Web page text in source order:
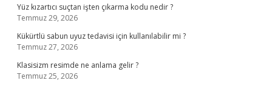
Yüz kızartıcı suçtan işten çıkarma kodu nedir ?
Temmuz 29, 2026
Kükürtlü sabun uyuz tedavisi için kullanılabilir mi ?
Temmuz 27, 2026
Klasisizm resimde ne anlama gelir ?
Temmuz 25, 2026